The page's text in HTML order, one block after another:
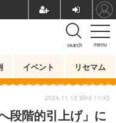
menu
search
イベント リセマム
段階的引上げ」に
2024.11.13 Wed 11:45